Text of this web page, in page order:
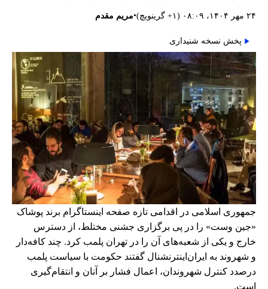
۲۴ مهر ۱۴۰۴، ۰۸:۰۹ (‎+۱ گرینویچ) •مریم مقدم
پخش نسخه شنیداری
جمهوری اسلامی در اقدامی تازه صفحه اینستاگرام برند پوشاک
«جین وست» را در پی برگزاری جشنی مختلط، از دسترس
خارج و یکی از شعبه‌های آن را در تهران پلمب کرد. چند کافه‌‌دار
و شهروند به ایران‌اینترنشنال گفتند حکومت با سیاست پلمب
درصدد کنترل شهروندان، اعمال فشار بر آنان و انتقام‌گیری
است.